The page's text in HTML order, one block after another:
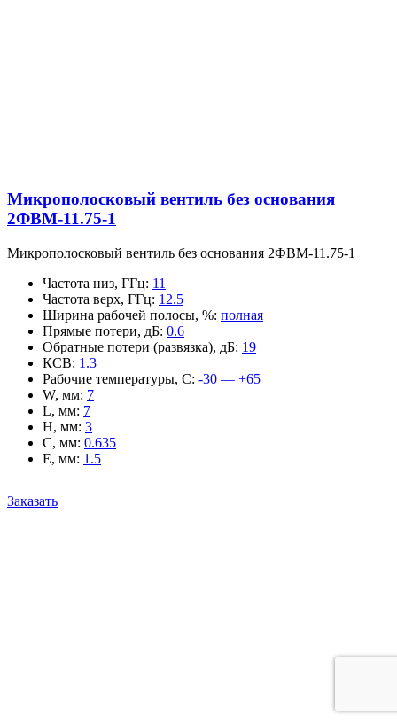
Микрополосковый вентиль без основания
2ФВМ-11.75-1
Микрополосковый вентиль без основания 2ФВМ-11.75-1
Частота низ, ГГц: 11
Частота верх, ГГц: 12.5
Ширина рабочей полосы, %: полная
Прямые потери, дБ: 0.6
Обратные потери (развязка), дБ: 19
КСВ: 1.3
Рабочие температуры, С: -30 — +65
W, мм: 7
L, мм: 7
H, мм: 3
C, мм: 0.635
E, мм: 1.5
Заказать